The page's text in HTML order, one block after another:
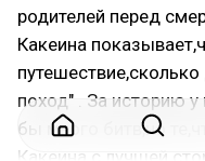
родителей перед
Какеина
поход" . За историю
бы много битв,но
Какеина с лучшей